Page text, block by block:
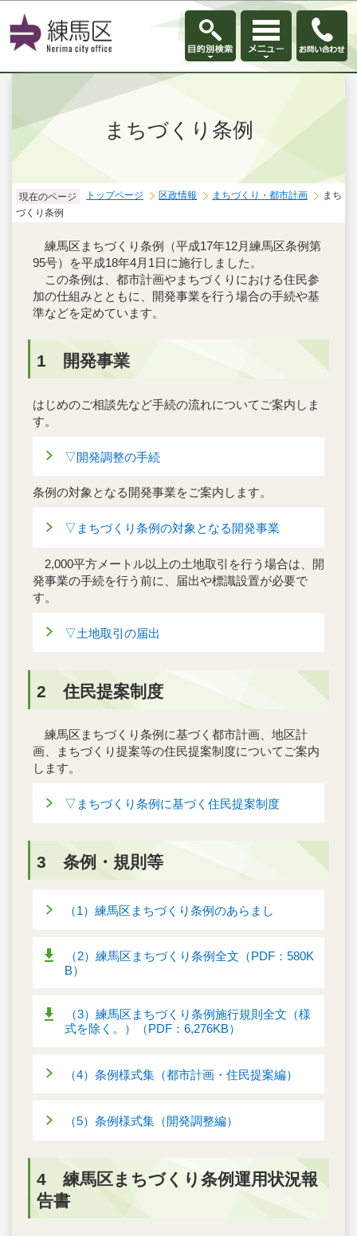
このページの本文へ移動
まちづくり条例
現在のページ トップページ 区政情報 まちづくり・都市計画
まち
づくり条例
練馬区まちづくり条例（平成17年12月練馬区条例第
95号）を平成18年4月1日に施行しました。
この条例は、都市計画やまちづくりにおける住民参
加の仕組みとともに、開発事業を行う場合の手続や基
準などを定めています。
1 開発事業
はじめのご相談先など手続の流れについてご案内しま
す。
▽開発調整の手続
条例の対象となる開発事業をご案内します。
▽まちづくり条例の対象となる開発事業
2,000平方メートル以上の土地取引を行う場合は、開
発事業の手続を行う前に、届出や標識設置が必要で
す。
▽土地取引の届出
2 住民提案制度
練馬区まちづくり条例に基づく都市計画、地区計
画、まちづくり提案等の住民提案制度についてご案内
します。
▽まちづくり条例に基づく住民提案制度
3 条例・規則等
（1）練馬区まちづくり条例のあらまし
（2）練馬区まちづくり条例全文（PDF：580K
B）
（3）練馬区まちづくり条例施行規則全文（様
式を除く。）（PDF：6,276KB）
（4）条例様式集（都市計画・住民提案編）
（5）条例様式集（開発調整編）
4 練馬区まちづくり条例運用状況報
告書